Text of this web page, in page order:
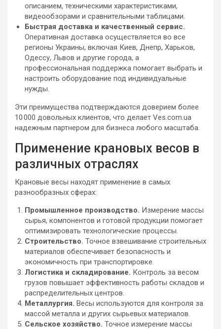
описанием, техническими характеристиками,
видеообзорами и сравнительными таблицами.
Быстрая доставка и качественный сервис.
Оперативная доставка осуществляется во все
регионы Украины, включая Киев, Днепр, Харьков,
Одессу, Львов и другие города, а
профессиональная поддержка помогает выбрать и
настроить оборудование под индивидуальные
нужды.
Эти преимущества подтверждаются доверием более
10 000 довольных клиентов, что делает Ves.com.ua
надежным партнером для бизнеса любого масштаба.
Применение крановых весов в
различных отраслях
Крановые весы находят применение в самых
разнообразных сферах:
Промышленное производство. Измерение массы
сырья, компонентов и готовой продукции помогает
оптимизировать технологические процессы.
Строительство. Точное взвешивание строительных
материалов обеспечивает безопасность и
экономичность при транспортировке.
Логистика и складирование. Контроль за весом
грузов повышает эффективность работы складов и
распределительных центров.
Металлургия. Весы используются для контроля за
массой металла и других сырьевых материалов.
Сельское хозяйство. Точное измерение массы